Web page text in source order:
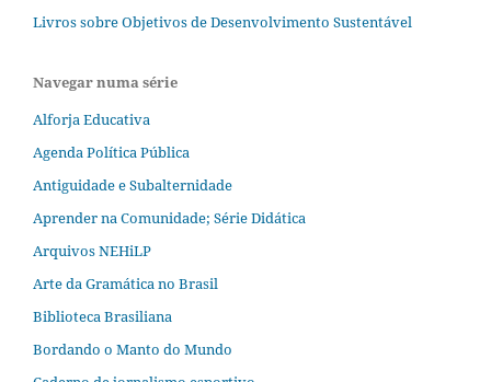
Livros sobre Objetivos de Desenvolvimento Sustentável
Navegar numa série
Alforja Educativa
Agenda Política Pública
Antiguidade e Subalternidade
Aprender na Comunidade; Série Didática
Arquivos NEHiLP
Arte da Gramática no Brasil
Biblioteca Brasiliana
Bordando o Manto do Mundo